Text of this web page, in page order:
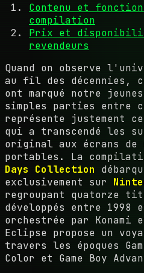
Contenu et
compilation
Prix et
revendeurs
Quand on observe
au fil des décennies,
ont marqué notre
simples parties entre
représente justement
qui a transcendé les
original aux écrans de
portables. La
Days Collection
exclusivement sur
regroupant quatorze
développés entre
orchestrée par
Eclipse propose un
travers les époques
Color et Game Boy